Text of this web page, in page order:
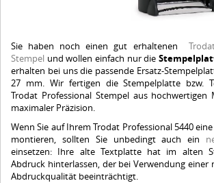
Sie haben noch einen gut erhaltenen
Stempel und wollen einfach nur die
erhalten bei uns die passende Ersatz-
27 mm. Wir fertigen die Stempelplatte bzw.
Trodat Professional Stempel aus
maximaler Präzision.
Wenn Sie auf Ihrem Trodat Professional 5440
montieren, sollten Sie unbedingt auch ein
einsetzen: Ihre alte Textplatte hat im alten
Abdruck hinterlassen, der bei Verwendung einer
Abdruckqualität beeinträchtigt.